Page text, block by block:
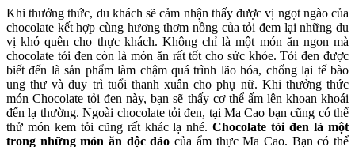
Khi thưởng thức, du khách sẽ cảm nhận thấy được vị ngọt ngào của
chocolate kết hợp cùng hương thơm nồng của tỏi đem lại những du
vị khó quên cho thực khách. Không chỉ là một món ăn ngon mà
chocolate tỏi đen còn là món ăn rất tốt cho sức khỏe. Tỏi đen được
biết đến là sản phẩm làm chậm quá trình lão hóa, chống lại tế bào
ung thư và duy trì tuổi thanh xuân cho phụ nữ. Khi thưởng thức
món Chocolate tỏi đen này, bạn sẽ thấy cơ thể ấm lên khoan khoái
đến lạ thường. Ngoài chocolate tỏi đen, tại Ma Cao bạn cũng có thể
thử món kem tỏi cũng rất khác lạ nhé.Chocolate tỏi đen là một
trong những món ăn độc đáo của ẩm thực Ma Cao. Bạn có thể